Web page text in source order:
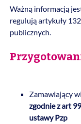
Ważną informacją
regulują artykuły
publicznych.
Zamawiający
zgodnie z art
ustawy Pzp